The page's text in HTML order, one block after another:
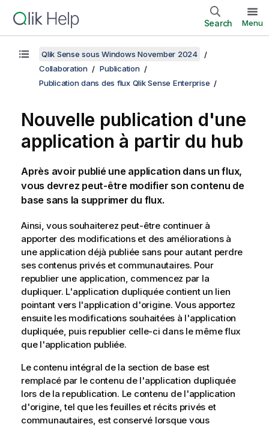
Search Menu
Qlik Sense sous Windows November 2024
Collaboration
Publication
Publication dans des flux Qlik Sense Enterprise
Nouvelle publication d'une
application à partir du hub
Après avoir publié une application dans un flux,
vous devrez peut-être modifier son contenu de
base sans la supprimer du flux.
Ainsi, vous souhaiterez peut-être continuer à
apporter des modifications et des améliorations à
une application déjà publiée sans pour autant perdre
ses contenus privés et communautaires. Pour
republier une application, commencez par la
dupliquer. L'application dupliquée contient un lien
pointant vers l'application d'origine. Vous apportez
ensuite les modifications souhaitées à l'application
dupliquée, puis republier celle-ci dans le même flux
que l'application publiée.
Le contenu intégral de la section de base est
remplacé par le contenu de l'application dupliquée
lors de la republication. Le contenu de l'application
d'origine, tel que les feuilles et récits privés et
communautaires, est conservé lorsque vous